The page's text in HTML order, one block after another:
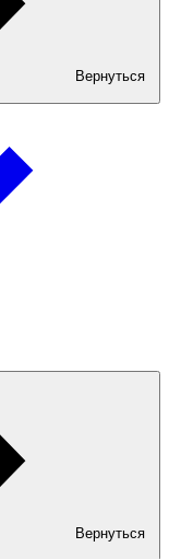
Вернуться
Вернуться